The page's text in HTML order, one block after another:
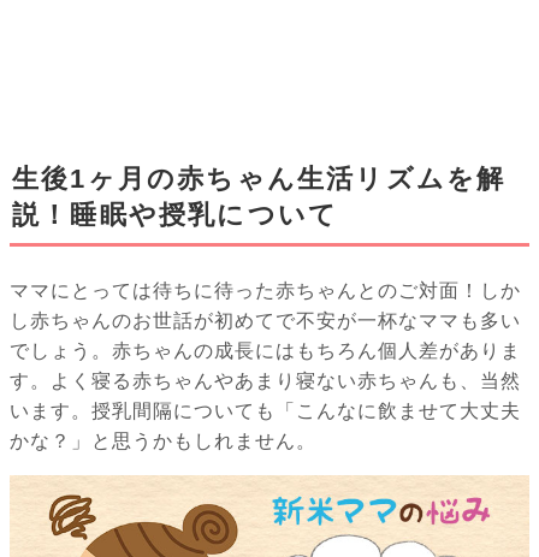
生後1ヶ月の赤ちゃん生活リズムを解
説！睡眠や授乳について
ママにとっては待ちに待った赤ちゃんとのご対面！しか
し赤ちゃんのお世話が初めてで不安が一杯なママも多い
でしょう。赤ちゃんの成長にはもちろん個人差がありま
す。よく寝る赤ちゃんやあまり寝ない赤ちゃんも、当然
います。授乳間隔についても「こんなに飲ませて大丈夫
かな？」と思うかもしれません。